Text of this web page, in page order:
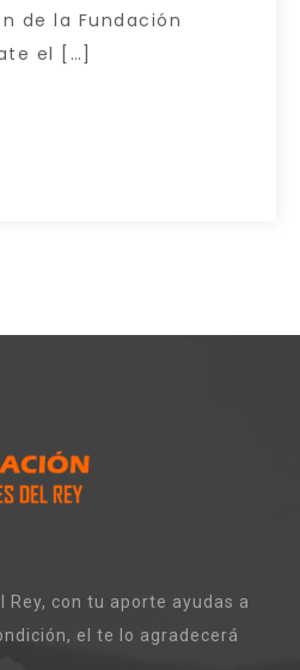
de la Fundación
el […]
Rey, con tu aporte ayudas a
el te lo agradecerá